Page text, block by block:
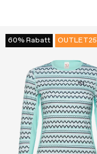
60% Rabatt OUTLET25